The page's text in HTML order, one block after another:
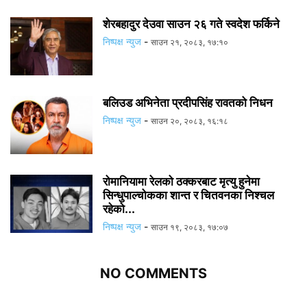
शेरबहादुर देउवा साउन २६ गते स्वदेश फर्किने
निष्पक्ष न्युज - साउन २१, २०८३, १७:१०
बलिउड अभिनेता प्रदीपसिंह रावतको निधन
निष्पक्ष न्युज - साउन २०, २०८३, १६:१८
रोमानियामा रेलको ठक्करबाट मृत्यु हुनेमा
सिन्धुपाल्चोकका शान्त र चितवनका निश्चल
रहेको...
निष्पक्ष न्युज - साउन १९, २०८३, १७:०७
NO COMMENTS